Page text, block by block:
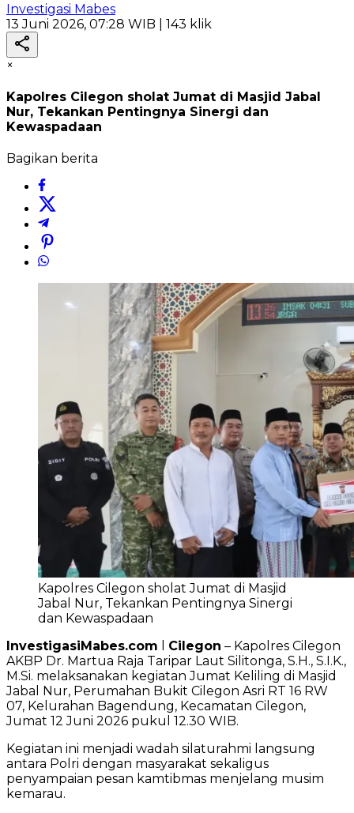
Investigasi Mabes
13 Juni 2026, 07:28 WIB | 143 klik
×
Kapolres Cilegon sholat Jumat di Masjid Jabal
Nur, Tekankan Pentingnya Sinergi dan
Kewaspadaan
Bagikan berita
Kapolres Cilegon sholat Jumat di Masjid
Jabal Nur, Tekankan Pentingnya Sinergi
dan Kewaspadaan
InvestigasiMabes.com
Cilegon – Kapolres Cilegon
AKBP Dr. Martua Raja Taripar Laut Silitonga, S.H., S.I.K.,
M.Si. melaksanakan kegiatan Jumat Keliling di Masjid
Jabal Nur, Perumahan Bukit Cilegon Asri RT 16 RW
07, Kelurahan Bagendung, Kecamatan Cilegon,
Jumat 12 Juni 2026 pukul 12.30 WIB.
Kegiatan ini menjadi wadah silaturahmi langsung
antara Polri dengan masyarakat sekaligus
penyampaian pesan kamtibmas menjelang musim
kemarau.